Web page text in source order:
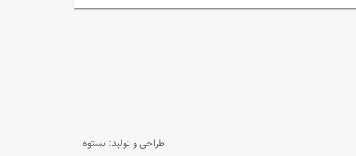
طراحی و تولید: نستوه